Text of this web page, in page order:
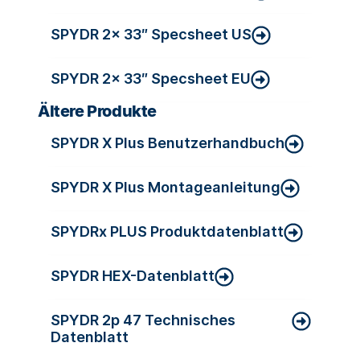
SPYDR 2x 33″ Specsheet US
SPYDR 2x 33″ Specsheet EU
Ältere Produkte
SPYDR X Plus Benutzerhandbuch
SPYDR X Plus Montageanleitung
SPYDRx PLUS Produktdatenblatt
SPYDR HEX-Datenblatt
SPYDR 2p 47 Technisches
Datenblatt